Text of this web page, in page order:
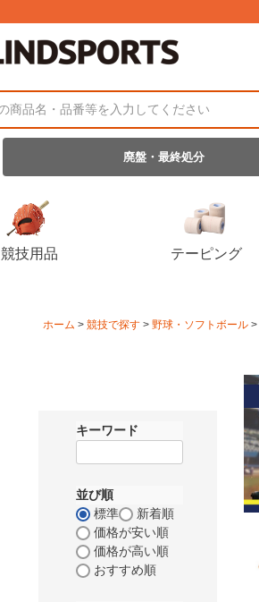
廃盤・最終処分
競技用品 テーピング
ホーム 競技で探す 野球・ソフトボール
キーワード
並び順
標準
新着順
価格が安い順
価格が高い順
おすすめ順